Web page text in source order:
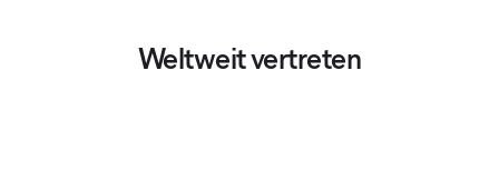
Weltweit vertreten